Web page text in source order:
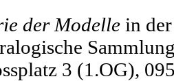
der Modellein der
3 (1.OG),